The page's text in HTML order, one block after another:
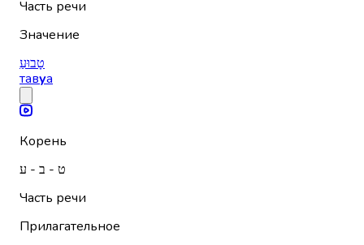
Часть речи
Значение
טָבוּעַ
тавуа
Корень
ט - ב - ע
Часть речи
Прилагательное